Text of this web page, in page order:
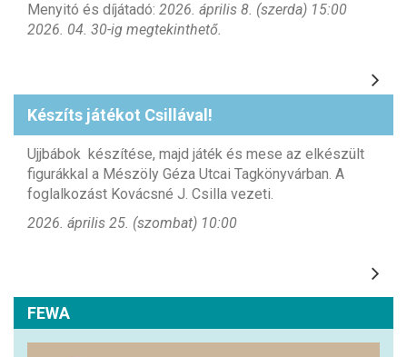
Menyitó és díjátadó: 2026. április 8. (szerda) 15:00
2026. 04. 30-ig megtekinthető.
Készíts játékot Csillával!
Ujjbábok készítése, majd játék és mese az elkészült
figurákkal a Mészöly Géza Utcai Tagkönyvárban. A
foglalkozást Kovácsné J. Csilla vezeti.
2026. április 25. (szombat) 10:00
FEWA